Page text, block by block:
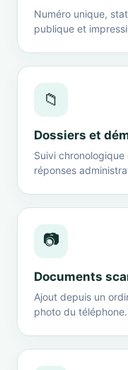
Numéro unique,
publique et
📁
Dossiers et
Suivi
réponses
📷
Documents
Ajout depuis un
photo du téléphone.